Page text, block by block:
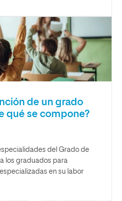
de un grado
qué se compone?
del Grado de
los graduados para
en su labor